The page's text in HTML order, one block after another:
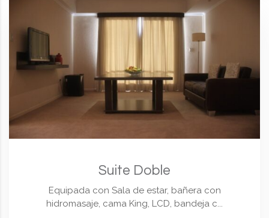
Suite Doble
Equipada con Sala de estar, bañera con
hidromasaje, cama King, LCD, bandeja c...